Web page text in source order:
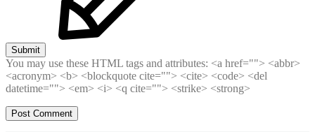
Submit
You may use these HTML tags and attributes: <a href=""> <abbr>
<acronym> <b> <blockquote cite=""> <cite> <code> <del
datetime=""> <em> <i> <q cite=""> <strike> <strong>